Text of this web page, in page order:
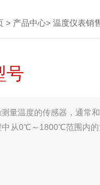
> 产品中心> 温度仪表销
号
量温度的传感器，通常
从0℃～1800℃范围内